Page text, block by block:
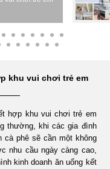
khu vui chơi trẻ em
hợp khu vui chơi trẻ em
thường, khi các gia đình
cà phê sẽ cần một không
nhu cầu ngày càng cao,
kinh doanh ăn uống kết